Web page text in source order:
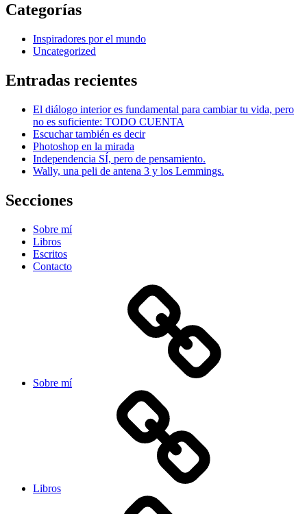
Categorías
Inspiradores por el mundo
Uncategorized
Entradas recientes
El diálogo interior es fundamental para cambiar tu vida, pero
no es suficiente: TODO CUENTA
Escuchar también es decir
Photoshop en la mirada
Independencia SÍ, pero de pensamiento.
Wally, una peli de antena 3 y los Lemmings.
Secciones
Sobre mí
Libros
Escritos
Contacto
Sobre mí
Libros